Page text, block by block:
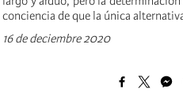
conciencia de que la única
16 de deciembre 2020